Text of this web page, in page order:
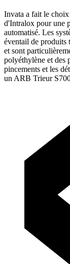
Invata a fait le choix
d'Intralox pour une
automatisé. Les
éventail de produits
et sont
polyéthylène et des
pincements et les
un ARB Trieur